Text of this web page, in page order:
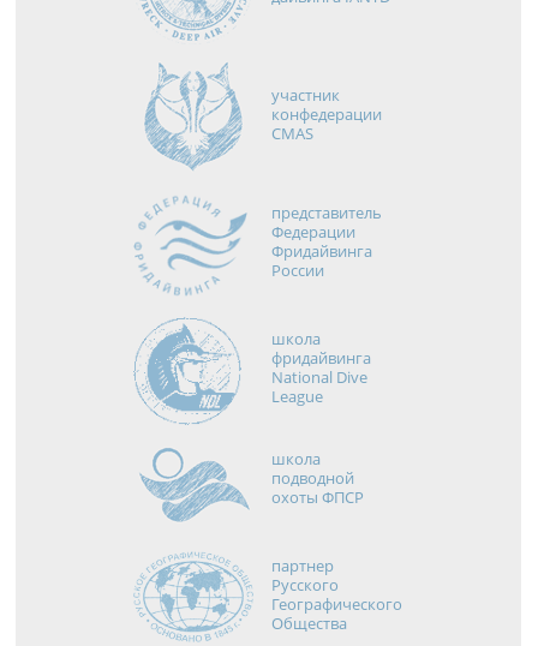
участник
конфедерации
CMAS
представитель
Федерации
Фридайвинга
России
школа
фридайвинга
National Dive
League
школа
подводной
охоты ФПСР
партнер
Русского
Географического
Общества